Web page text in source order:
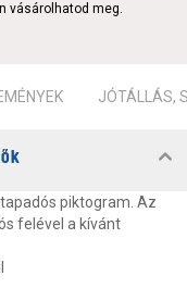
vásárolhatod meg.
JÓTÁLLÁS,
piktogram. Az
felével a kívánt